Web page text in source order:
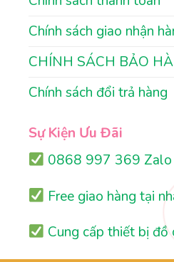
Chính sách giao nhận
CHÍNH SÁCH BẢO
Chính sách đổi trả hàng
Sự Kiện Ưu Đãi
0868 997 369 Zalo
Free giao hàng tại
Cung cấp thiết bị đồ